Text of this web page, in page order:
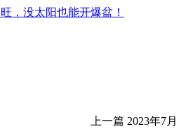
，没太阳也能开爆盆！
上一篇 2023年7月